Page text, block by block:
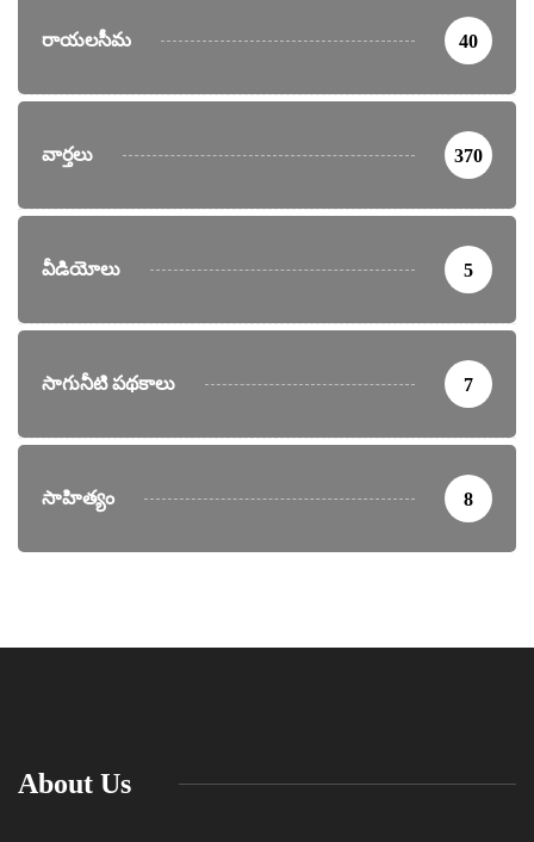
రాయలసీమ 40
వార్తలు 370
వీడియోలు 5
సాగునీటి పథకాలు 7
సాహిత్యం 8
About Us